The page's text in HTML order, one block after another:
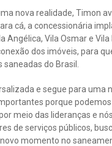
nova realidade, Timon
cá, a concessionária
Angélica, Vila Osmar e
dos imóveis, para
do Brasil.
e segue para
porque
meio das lideranças e
de serviços públicos,
momento no